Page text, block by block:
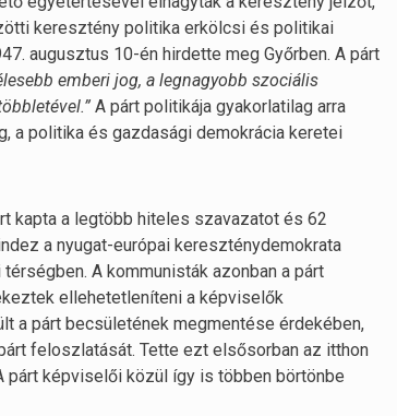
keresztény politika erkölcsi és politikai
augusztus 10-én hirdette meg Győrben. A párt
emberi jog, a legnagyobb szociális
A párt politikája gyakorlatilag arra
a politika és gazdasági demokrácia keretei
kapta a legtöbb hiteles szavazatot és 62
a nyugat-európai kereszténydemokrata
A kommunisták azonban a párt
ellehetetleníteni a képviselők
a párt becsületének megmentése érdekében,
feloszlatását. Tette ezt elsősorban az itthon
párt képviselői közül így is többen börtönbe